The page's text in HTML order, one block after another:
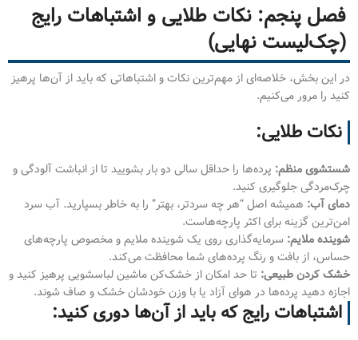
فصل پنجم: نکات طلایی و اشتباهات رایج
(چک‌لیست نهایی)
در این بخش، خلاصه‌ای از مهم‌ترین نکات و اشتباهاتی که باید از آن‌ها پرهیز
کنید را مرور می‌کنیم.
نکات طلایی:
شستشوی منظم: پرده‌ها را حداقل سالی دو بار بشویید تا از انباشت آلودگی و
چرک‌مردگی جلوگیری کنید.
دمای آب: همیشه اصل “هر چه سردتر، بهتر” را به خاطر بسپارید. آب سرد
امن‌ترین گزینه برای اکثر پارچه‌هاست.
شوینده ملایم: سرمایه‌گذاری روی یک شوینده ملایم و مخصوص پارچه‌های
حساس، از بافت و رنگ پرده‌های شما محافظت می‌کند.
خشک کردن طبیعی: تا حد امکان از خشک‌کن ماشین لباسشویی پرهیز کنید و
اجازه دهید پرده‌ها در هوای آزاد یا با وزن خودشان خشک و صاف شوند.
اشتباهات رایج که باید از آن‌ها دوری کنید: